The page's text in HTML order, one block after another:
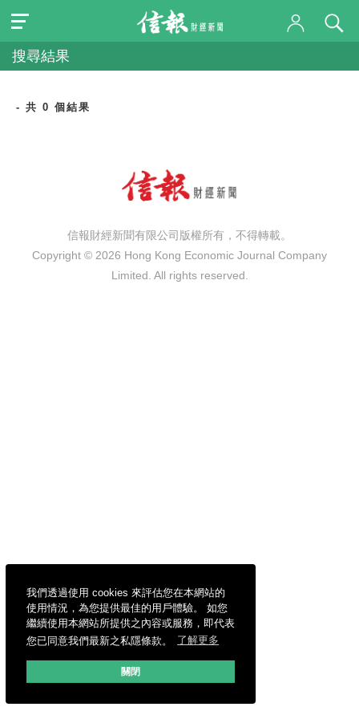
我們透過使用 cookies 來評估您在本網站的
使用情況，為您提供最佳的用戶體驗。 如您
繼續使用本網站所提供之內容或服務，即代表
您已同意我們最新之私隱條款。
了解更多
關閉
搜尋結果
- 共 0 個結果
信報財經新聞有限公司版權所有，不得轉載。
Copyright © 2026 Hong Kong Economic Journal Company
Limited. All rights reserved.